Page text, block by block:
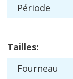
Période
Tailles:
Fourneau